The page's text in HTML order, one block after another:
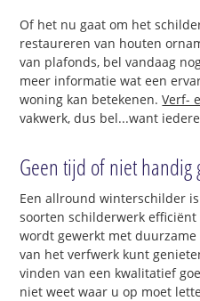
Of het nu gaat om het
restaureren van houten
van plafonds, bel vandaag
meer informatie wat een
woning kan betekenen.Verf-
vakwerk, dus bel...want
Geen tijd of niet handig
Een allround winterschilder
soorten schilderwerk
wordt gewerkt met
van het verfwerk kunt
vinden van een kwalitatief
niet weet waar u op moet